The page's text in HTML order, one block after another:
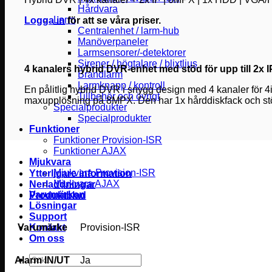
Hårdvara
Larm
Centralenhet / larm-hub
Manöverpaneler
Larmsensorer/-detektorer
Sirener / högtalare / blixtljus
Brandlarm
Larmknapp / kontroll
Tillbehör och övrigt
Specialprodukter
Specialprodukter
Funktioner
Funktioner Provision-ISR
Funktioner AJAX
Mjukvara
Mjukvara Provision-ISR
Mjukvara AJAX
Varumärken
Lösningar
Support
Kontakt
Om oss
Sök
efter:
Logga inför att se våra priser.
4 kanalers hybrid DVR-enhet med stöd för upp till 2x
En pålitlig hybrid DVR i snygg design med 4 kanaler för
maxupplösning på 8MPX. Den har 1x hårddiskfack och
Ytterligare information
Nerladdningar
Produktblad
Varumärke Provision-ISR
Alarm IN/UT Ja